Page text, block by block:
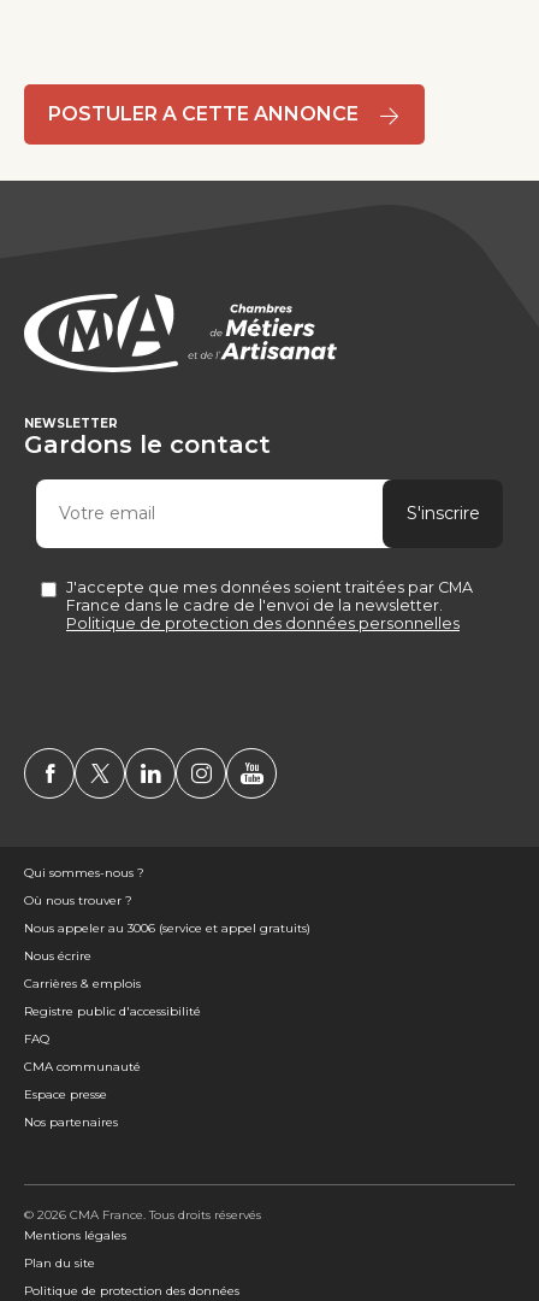
POSTULER A CETTE ANNONCE
NEWSLETTER
Gardons le contact
Qui sommes-nous ?
Où nous trouver ?
Nous appeler au 3006 (service et appel gratuits)
Nous écrire
Carrières & emplois
Registre public d'accessibilité
FAQ
CMA communauté
Espace presse
Nos partenaires
© 2026 CMA France. Tous droits réservés
Mentions légales
Plan du site
Politique de protection des données